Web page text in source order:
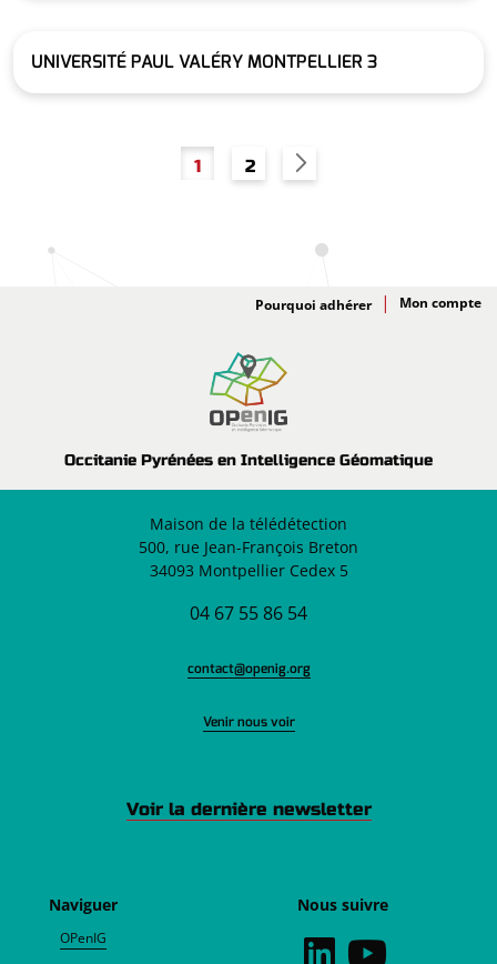
UNIVERSITÉ PAUL VALÉRY MONTPELLIER 3
Page
1 Page
2
Occitanie Pyrénées en Intelligence Géomatique
Adhésion
Pourquoi adhérer
Naviguer
OPenIG
Maison de la télédétection
500, rue Jean-François Breton
34093 Montpellier Cedex 5
04 67 55 86 54
contact@openig.org
Venir nous voir
Nous suivre
Voir la dernière newsletter